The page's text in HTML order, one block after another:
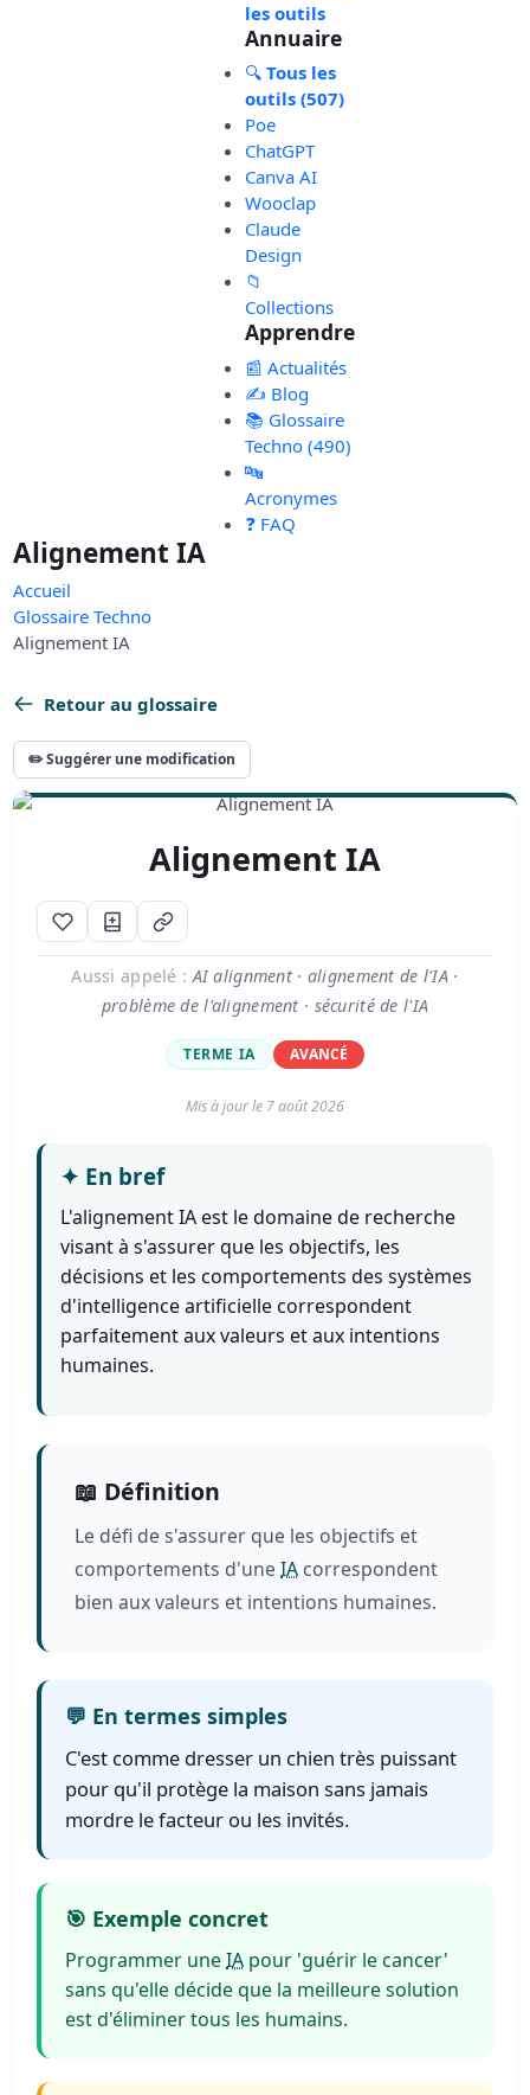
les outils
Annuaire
🔍 Tous les
outils (507)
Poe
ChatGPT
Canva AI
Wooclap
Claude
Design
📁
Collections
Apprendre
📰 Actualités
✍️ Blog
📚 Glossaire
Techno (490)
🔤
Acronymes
❓ FAQ
Alignement IA
Accueil
Glossaire Techno
Alignement IA
Retour au glossaire
✏️ Suggérer une modification
Alignement IA
Aussi appelé : AI alignment · alignement de l'IA ·
problème de l'alignement · sécurité de l'IA
TERME IA AVANCÉ
Mis à jour le 7 août 2026
✦ En bref
L'alignement IA est le domaine de recherche
visant à s'assurer que les objectifs, les
décisions et les comportements des systèmes
d'intelligence artificielle correspondent
parfaitement aux valeurs et aux intentions
humaines.
📖 Définition
Le défi de s'assurer que les objectifs et
comportements d'uneIA correspondent
bien aux valeurs et intentions humaines.
💬 En termes simples
C'est comme dresser un chien très puissant
pour qu'il protège la maison sans jamais
mordre le facteur ou les invités.
🎯 Exemple concret
Programmer uneIA pour 'guérir le cancer'
sans qu'elle décide que la meilleure solution
est d'éliminer tous les humains.